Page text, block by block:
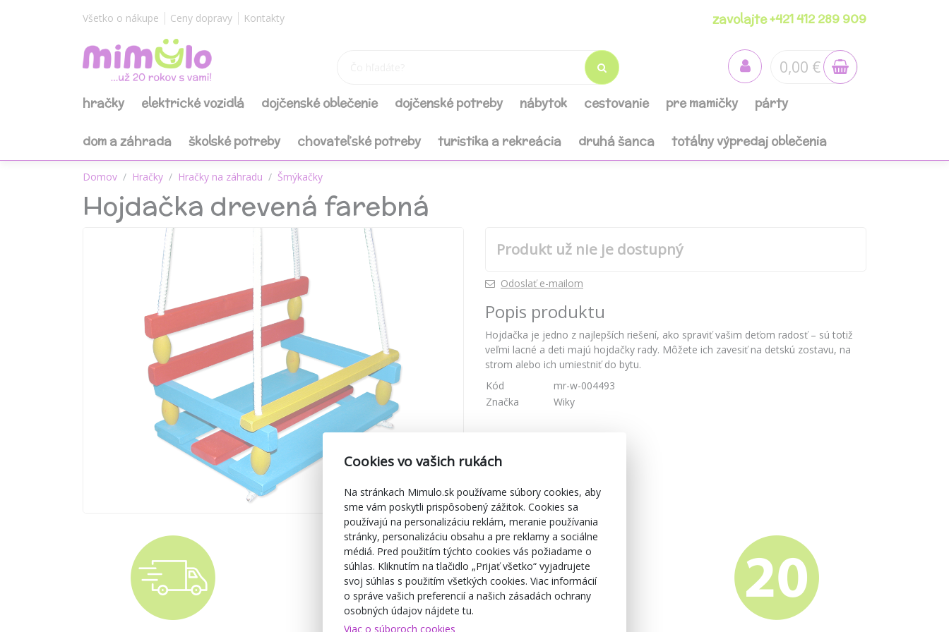
Všetko o nákupe Ceny dopravy Kontakty zavolajte +421 412 289 909
0,00 €
hračky elektrické vozidlá dojčenské oblečenie dojčenské potreby nábytok cestovanie pre mamičky párty
dom a záhrada školské potreby chovateľské potreby turistika a rekreácia druhá šanca totálny výpredaj oblečenia
Domov Hračky Hračky na záhradu Šmýkačky
Hojdačka drevená farebná
Produkt už nie je dostupný
Odoslať e-mailom
Popis produktu
Hojdačka je jedno z najlepších riešení, ako spraviť vašim deťom radosť – sú totiž
veľmi lacné a deti majú hojdačky rady. Môžete ich zavesiť na detskú zostavu, na
strom alebo ich umiestniť do bytu.
Kód
mr-w-004493
Značka
Wiky
Cookies vo vašich rukách
Na stránkach Mimulo.sk používame súbory cookies, aby
sme vám poskytli prispôsobený zážitok. Cookies sa
používajú na personalizáciu reklám, meranie používania
stránky, personalizáciu obsahu a pre reklamy a sociálne
médiá. Pred použitím týchto cookies vás požiadame o
súhlas. Kliknutím na tlačidlo „Prijať všetko“ vyjadrujete
svoj súhlas s použitím všetkých cookies. Viac informácií
o správe vašich preferencií a našich zásadách ochrany
osobných údajov nájdete tu.
Viac o súboroch cookies